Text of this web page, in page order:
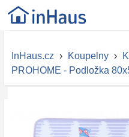
InHaus.cz › Koupelny ›
PROHOME - Podložka